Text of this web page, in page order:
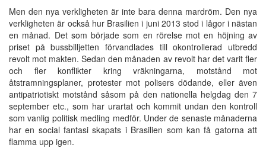
Men den nya verkligheten är inte bara denna mardröm. Den nya
verkligheten är också hur Brasilien i juni 2013 stod i lågor i nästan
en månad. Det som började som en rörelse mot en höjning av
priset på bussbilljetten förvandlades till okontrollerad utbredd
revolt mot makten. Sedan den månaden av revolt har det varit fler
och fler konflikter kring vräkningarna, motstånd mot
åtstramningsplaner, protester mot polisers dödande, eller även
antipatriotiskt motstånd såsom på den nationella helgdag den 7
september etc., som har urartat och kommit undan den kontroll
som vanlig politisk medling medför. Under de senaste månaderna
har en social fantasi skapats i Brasilien som kan få gatorna att
flamma upp igen.